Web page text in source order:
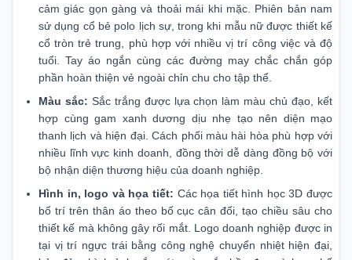
cảm giác gọn gàng và thoải mái khi mặc. Phiên bản nam
sử dụng cổ bẻ polo lịch sự, trong khi mẫu nữ được thiết kế
cổ tròn trẻ trung, phù hợp với nhiều vị trí công việc và độ
tuổi. Tay áo ngắn cùng các đường may chắc chắn góp
phần hoàn thiện vẻ ngoài chỉn chu cho tập thể.
Màu sắc: Sắc trắng được lựa chọn làm màu chủ đạo, kết
hợp cùng gam xanh dương dịu nhẹ tạo nên diện mạo
thanh lịch và hiện đại. Cách phối màu hài hòa phù hợp với
nhiều lĩnh vực kinh doanh, đồng thời dễ dàng đồng bộ với
bộ nhận diện thương hiệu của doanh nghiệp.
Hình in, logo và họa tiết: Các họa tiết hình học 3D được
bố trí trên thân áo theo bố cục cân đối, tạo chiều sâu cho
thiết kế mà không gây rối mắt. Logo doanh nghiệp được in
tại vị trí ngực trái bằng công nghệ chuyển nhiệt hiện đại,